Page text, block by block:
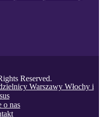
Reserved.
Warszawy Włochy i
o nas